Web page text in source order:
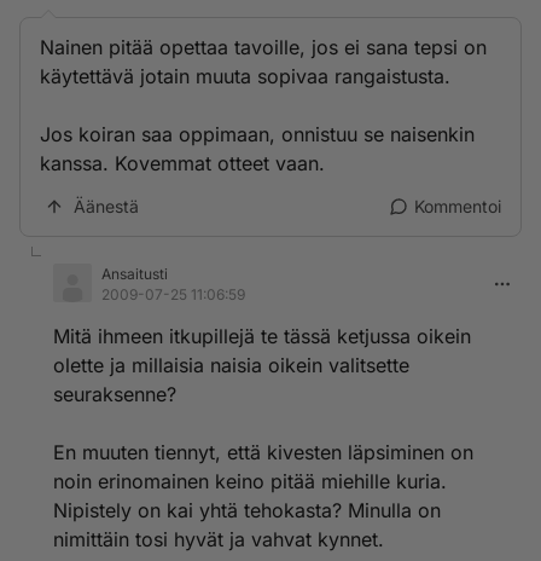
Nainen pitää opettaa tavoille, jos ei sana tepsi on
käytettävä jotain muuta sopivaa rangaistusta.
Jos koiran saa oppimaan, onnistuu se naisenkin
kanssa. Kovemmat otteet vaan.
Äänestä Kommentoi
Ansaitusti
2009-07-25 11:06:59
Mitä ihmeen itkupillejä te tässä ketjussa oikein
olette ja millaisia naisia oikein valitsette
seuraksenne?
En muuten tiennyt, että kivesten läpsiminen on
noin erinomainen keino pitää miehille kuria.
Nipistely on kai yhtä tehokasta? Minulla on
nimittäin tosi hyvät ja vahvat kynnet.